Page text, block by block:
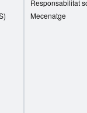
Responsabilitat
Mecenatge